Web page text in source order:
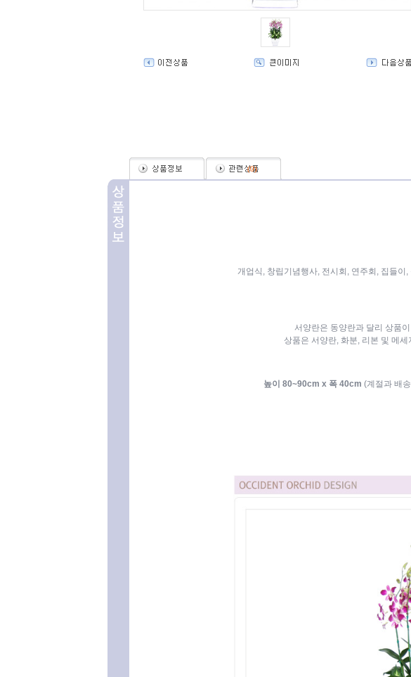
(0)
개업식, 창립기념행사, 전시회, 연주회, 집들
서양란은 동양란과 달리 상품
상품은 서양란, 화분, 리본 및 메
높이 80~90cm x 폭 40cm (계절과 배